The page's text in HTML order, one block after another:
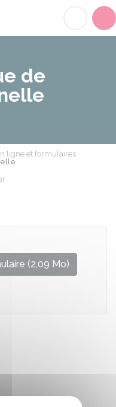
de
ligne et formulaires
(2,09 Mo)